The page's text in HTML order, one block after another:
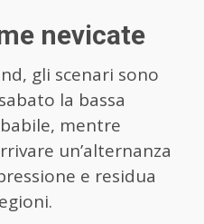
nevicate
gli scenari sono
la bassa
mentre
un’alternanza
e residua